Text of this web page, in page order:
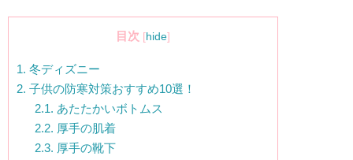
目次 [hide]
1. 冬ディズニー
2. 子供の防寒対策おすすめ10選！
2.1. あたたかいボトムス
2.2. 厚手の肌着
2.3. 厚手の靴下